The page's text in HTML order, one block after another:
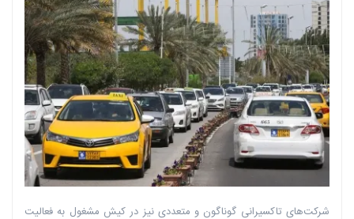
شرکت‌های تاکسیرانی گوناگون و متعددی نیز در کیش مشغول به فعالیت